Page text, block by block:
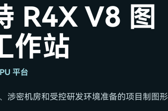
R4X V8 图
作站
平台
涉密机房和受控研发环境准备的项目制图形